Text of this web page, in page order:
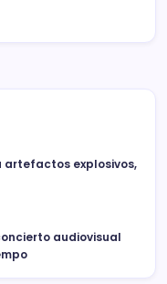
artefactos explosivos,
audiovisual